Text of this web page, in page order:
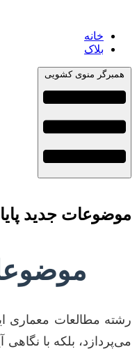
خانه
بلاک
همبرگر منوی کشویی
موضوعات جدید پایان
موضوعات
رشته مطالعات معماری
می‌پردازد، بلکه با